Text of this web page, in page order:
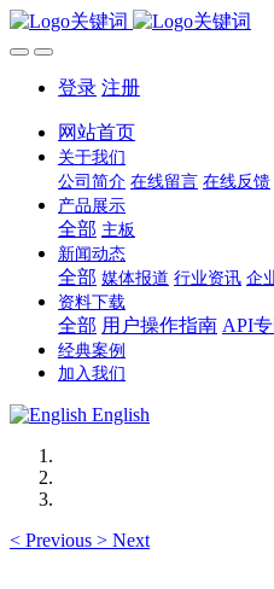
登录 注册
网站首页
关于我们
公司简介 在线留言 在线反馈
产品展示
全部 主板
新闻动态
全部 媒体报道 行业资讯 企
资料下载
全部 用户操作指南 API
经典案例
加入我们
English
< Previous > Next